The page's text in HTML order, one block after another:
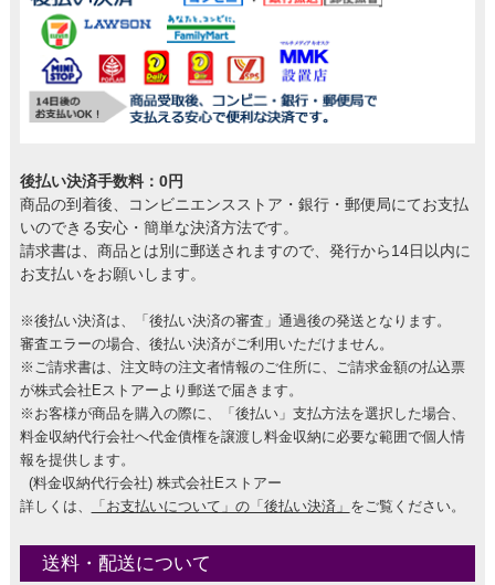
後払い決済手数料：0円
商品の到着後、コンビニエンスストア・銀行・郵便局にてお支払
いのできる安心・簡単な決済方法です。
請求書は、商品とは別に郵送されますので、発行から14日以内に
お支払いをお願いします。
※後払い決済は、「後払い決済の審査」通過後の発送となります。
審査エラーの場合、後払い決済がご利用いただけません。
※ご請求書は、注文時の注文者情報のご住所に、ご請求金額の払込票
が株式会社Eストアーより郵送で届きます。
※お客様が商品を購入の際に、「後払い」支払方法を選択した場合、
料金収納代行会社へ代金債権を譲渡し料金収納に必要な範囲で個人情
報を提供します。
(料金収納代行会社) 株式会社Eストアー
詳しくは、
「お支払いについて」の「後払い決済」 をご覧ください。
送料・配送について